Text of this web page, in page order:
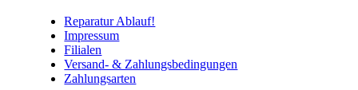
Reparatur Ablauf!
Impressum
Filialen
Versand- & Zahlungsbedingungen
Zahlungsarten